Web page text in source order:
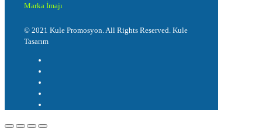
Marka İmajı
© 2021 Kule Promosyon. All Rights Reserved. Kule
Tasarım